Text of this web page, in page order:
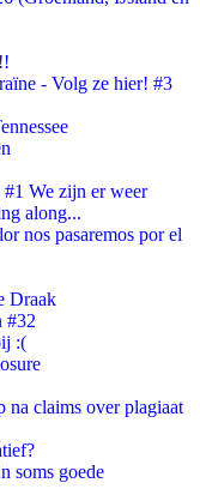
- Volg ze hier! #3
We zijn er weer
along...
nos pasaremos por el
Draak
#32
:(
na claims over plagiaat
soms goede